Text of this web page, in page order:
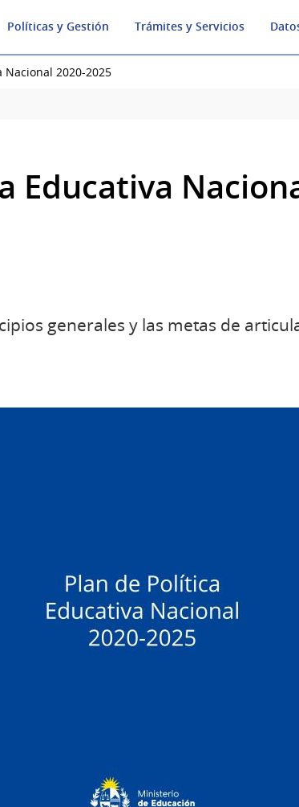
Políticas y Gestión Trámites y Servicios
Nacional 2020-2025
Educativa
generales y las metas de